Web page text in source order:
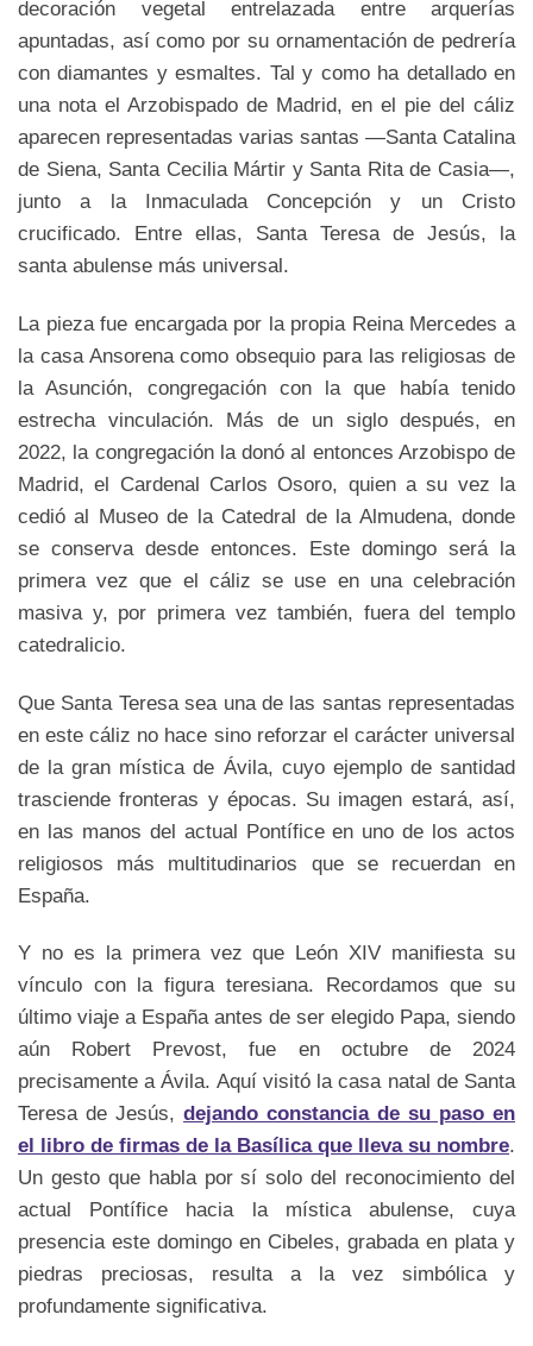
decoración vegetal entrelazada entre arquerías
apuntadas, así como por su ornamentación de pedrería
con diamantes y esmaltes. Tal y como ha detallado en
una nota el Arzobispado de Madrid, en el pie del cáliz
aparecen representadas varias santas —Santa Catalina
de Siena, Santa Cecilia Mártir y Santa Rita de Casia—,
junto a la Inmaculada Concepción y un Cristo
crucificado. Entre ellas, Santa Teresa de Jesús, la
santa abulense más universal.
La pieza fue encargada por la propia Reina Mercedes a
la casa Ansorena como obsequio para las religiosas de
la Asunción, congregación con la que había tenido
estrecha vinculación. Más de un siglo después, en
2022, la congregación la donó al entonces Arzobispo de
Madrid, el Cardenal Carlos Osoro, quien a su vez la
cedió al Museo de la Catedral de la Almudena, donde
se conserva desde entonces. Este domingo será la
primera vez que el cáliz se use en una celebración
masiva y, por primera vez también, fuera del templo
catedralicio.
Que Santa Teresa sea una de las santas representadas
en este cáliz no hace sino reforzar el carácter universal
de la gran mística de Ávila, cuyo ejemplo de santidad
trasciende fronteras y épocas. Su imagen estará, así,
en las manos del actual Pontífice en uno de los actos
religiosos más multitudinarios que se recuerdan en
España.
Y no es la primera vez que León XIV manifiesta su
vínculo con la figura teresiana. Recordamos que su
último viaje a España antes de ser elegido Papa, siendo
aún Robert Prevost, fue en octubre de 2024
precisamente a Ávila. Aquí visitó la casa natal de Santa
Teresa de Jesús, dejando constancia de su paso en
el libro de firmas de la Basílica que lleva su nombre.
Un gesto que habla por sí solo del reconocimiento del
actual Pontífice hacia la mística abulense, cuya
presencia este domingo en Cibeles, grabada en plata y
piedras preciosas, resulta a la vez simbólica y
profundamente significativa.